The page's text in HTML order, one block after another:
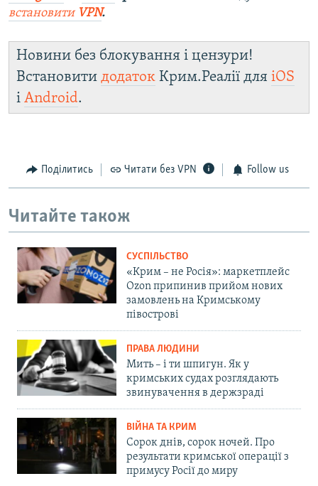
встановити VPN.
Новини без блокування і цензури!
Встановити додаток Крим.Реалії для iOS
і Android.
Поділитись Читати без VPN Follow us
Читайте також
СУСПІЛЬСТВО
«Крим – не Росія»: маркетплейс
Ozon припинив прийом нових
замовлень на Кримському
півострові
ПРАВА ЛЮДИНИ
Мить – і ти шпигун. Як у
кримських судах розглядають
звинувачення в держзраді
ВІЙНА ТА КРИМ
Сорок днів, сорок ночей. Про
результати кримської операції з
примусу Росії до миру